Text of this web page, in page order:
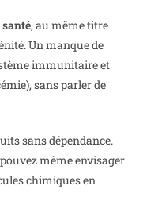
santé, au même titre
Un manque de
immunitaire et
sans parler de
sans dépendance.
même envisager
chimiques en